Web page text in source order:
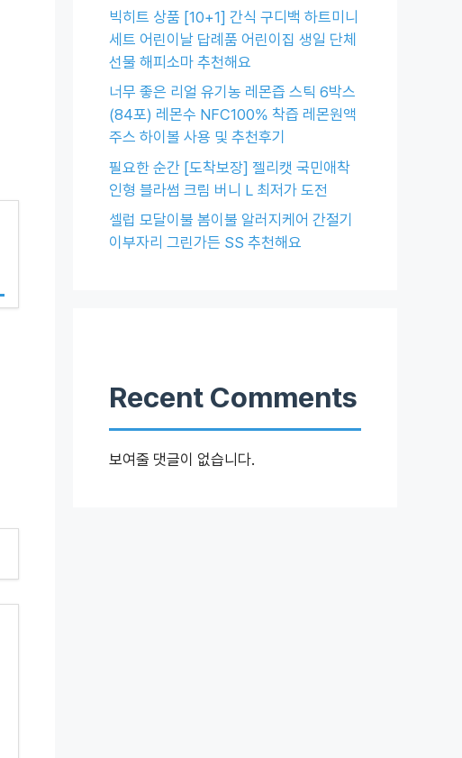
빅히트 상품 [10+1] 간식 구디백 하트미니
세트 어린이날 답례품 어린이집 생일 단체
선물 해피소마 추천해요
너무 좋은 리얼 유기농 레몬즙 스틱 6박스
(84포) 레몬수 NFC100% 착즙 레몬원액
주스 하이볼 사용 및 추천후기
필요한 순간 [도착보장] 젤리캣 국민애착
인형 블라썸 크림 버니 L 최저가 도전
셀럽 모달이불 봄이불 알러지케어 간절기
이부자리 그린가든 SS 추천해요
Recent Comments
보여줄 댓글이 없습니다.